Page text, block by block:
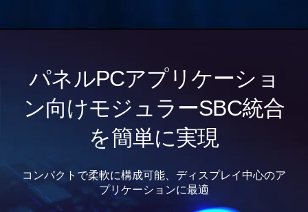
パネルPCアプリケーショ
ン向けモジュラーSBC統合
を簡単に実現
コンパクトで柔軟に構成可能、ディスプレイ中心のア
プリケーションに最適